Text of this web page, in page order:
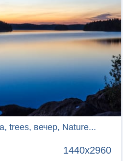
trees, вечер, Nature...
1440x2960